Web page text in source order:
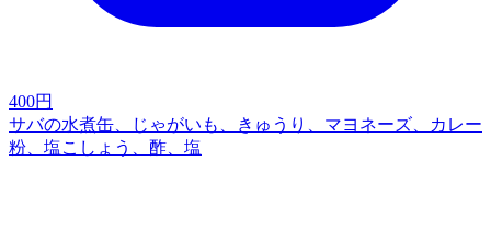
400円
サバの水煮缶、じゃがいも、きゅうり、マヨネーズ、カレー
粉、塩こしょう、酢、塩